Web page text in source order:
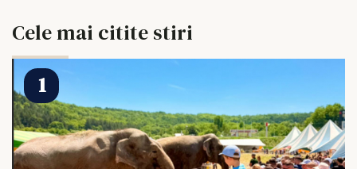
Cele mai citite stiri